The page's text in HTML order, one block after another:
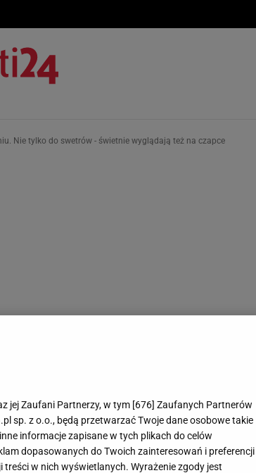
Nie tylko do swetrów - świetnie wyglądają też na czapce
wydaniu. Nie tylko do
na czapce
jej Zaufani Partnerzy, w tym [676] Zaufanych Partnerów
sp. z o.o., będą przetwarzać Twoje dane osobowe takie
informacje zapisane w tych plikach do celów
dopasowanych do Twoich zainteresowań i preferencji
w nich wyświetlanych. Wyrażenie zgody jest